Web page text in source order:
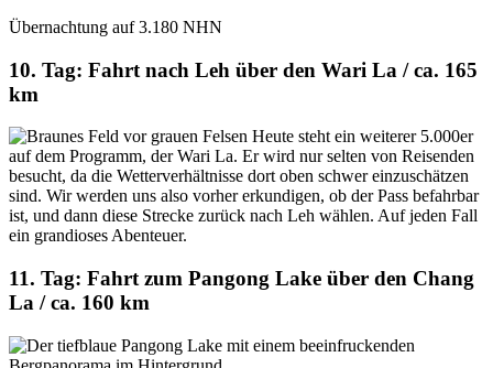
Übernachtung auf 3.180 NHN
10. Tag: Fahrt nach Leh über den Wari La / ca. 165
km
Heute steht ein weiterer 5.000er
auf dem Programm, der Wari La. Er wird nur selten von Reisenden
besucht, da die Wetterverhältnisse dort oben schwer einzuschätzen
sind. Wir werden uns also vorher erkundigen, ob der Pass befahrbar
ist, und dann diese Strecke zurück nach Leh wählen. Auf jeden Fall
ein grandioses Abenteuer.
11. Tag: Fahrt zum Pangong Lake über den Chang
La / ca. 160 km